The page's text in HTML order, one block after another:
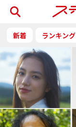
検索
新着 ランキング